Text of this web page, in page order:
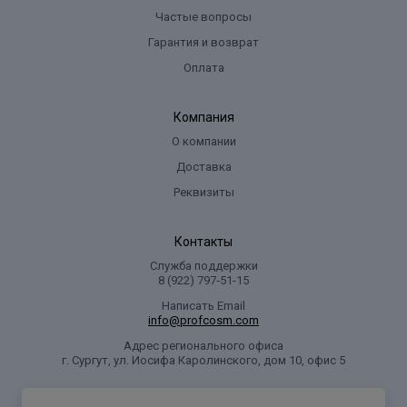
Частые вопросы
Гарантия и возврат
Оплата
Компания
О компании
Доставка
Реквизиты
Контакты
Служба поддержки
8 (922) 797‑51-15
Написать Email
info@profcosm.com
Адрес регионального офиса
г. Сургут, ул. Иосифа Каролинского, дом 10, офис 5